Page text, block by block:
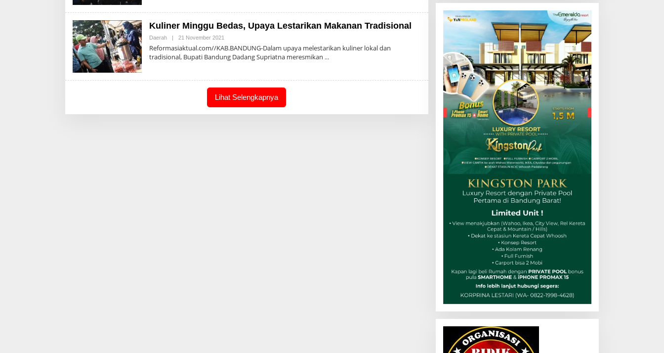
Kuliner Minggu Bedas, Upaya Lestarikan Makanan Tradisional
Daerah | 21 November 2021
Reformasiaktual.com//KAB.BANDUNG-Dalam upaya melestarikan kuliner lokal dan
tradisional, Bupati Bandung Dadang Supriatna meresmikan
Lihat Selengkapnya